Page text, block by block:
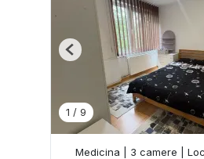
1 / 9
Previous
Medicina | 3 camere |